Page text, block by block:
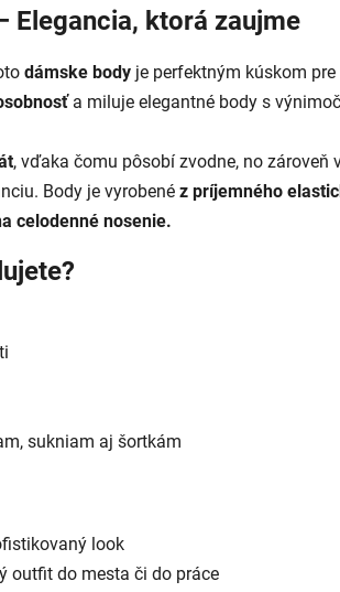
Elegancia, ktorá zaujme
dámske body je perfektným kúskom pre
a miluje elegantné body s
, vďaka čomu pôsobí zvodne, no zároveň
Body je vyrobené z príjemného
celodenné nosenie.
sukniam aj šortkám
look
outfit do mesta či do práce